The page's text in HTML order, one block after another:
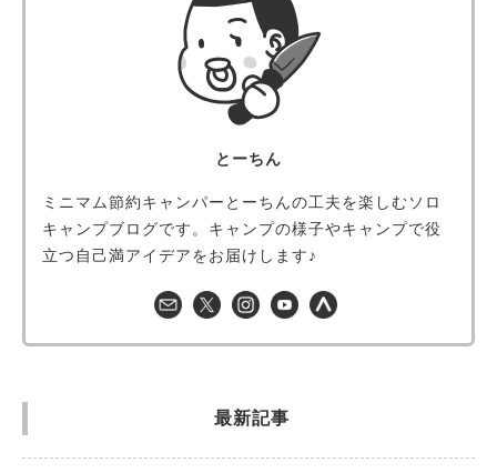
とーちん
ミニマム節約キャンパーとーちんの工夫を楽しむソロ
キャンプブログです。キャンプの様子やキャンプで役
立つ自己満アイデアをお届けします♪
最新記事